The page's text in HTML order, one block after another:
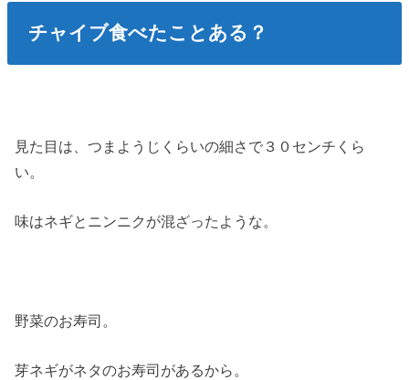
チャイブ食べたことある？
見た目は、つまようじくらいの細さで３０センチくら
い。
味はネギとニンニクが混ざったような。
野菜のお寿司。
芽ネギがネタのお寿司があるから。